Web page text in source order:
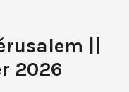
||
2026